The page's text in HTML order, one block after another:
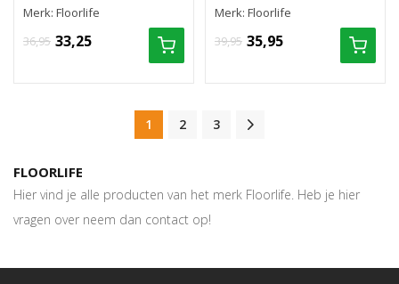
Merk: Floorlife
36,95 33,25
Merk: Floorlife
39,95 35,95
1 2 3
FLOORLIFE
Hier vind je alle producten van het merk Floorlife. Heb je hier
vragen over neem dan contact op!